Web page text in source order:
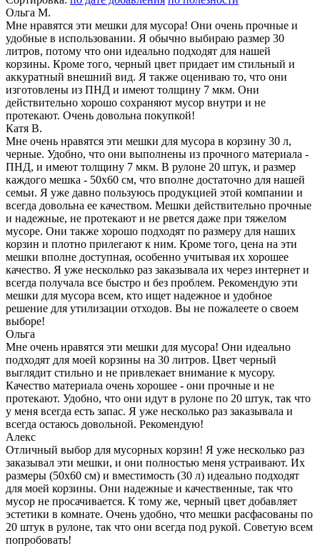
Ольга М.
Мне нравятся эти мешки для мусора! Они очень прочные и
удобные в использовании. Я обычно выбираю размер 30
литров, потому что они идеально подходят для нашей
корзины. Кроме того, черный цвет придает им стильный и
аккуратный внешний вид. Я также оцениваю то, что они
изготовлены из ПНД и имеют толщину 7 мкм. Они
действительно хорошо сохраняют мусор внутри и не
протекают. Очень довольна покупкой!
Катя В.
Мне очень нравятся эти мешки для мусора в корзину 30 л,
черные. Удобно, что они выполнены из прочного материала -
ПНД, и имеют толщину 7 мкм. В рулоне 20 штук, и размер
каждого мешка - 50х60 см, что вполне достаточно для нашей
семьи. Я уже давно пользуюсь продукцией этой компании и
всегда довольна ее качеством. Мешки действительно прочные
и надежные, не протекают и не рвется даже при тяжелом
мусоре. Они также хорошо подходят по размеру для наших
корзин и плотно прилегают к ним. Кроме того, цена на эти
мешки вполне доступная, особенно учитывая их хорошее
качество. Я уже несколько раз заказывала их через интернет и
всегда получала все быстро и без проблем. Рекомендую эти
мешки для мусора всем, кто ищет надежное и удобное
решение для утилизации отходов. Вы не пожалеете о своем
выборе!
Ольга
Мне очень нравятся эти мешки для мусора! Они идеально
подходят для моей корзины на 30 литров. Цвет черный
выглядит стильно и не привлекает внимание к мусору.
Качество материала очень хорошее - они прочные и не
протекают. Удобно, что они идут в рулоне по 20 штук, так что
у меня всегда есть запас. Я уже несколько раз заказывала и
всегда остаюсь довольной. Рекомендую!
Алекс
Отличный выбор для мусорных корзин! Я уже несколько раз
заказывал эти мешки, и они полностью меня устраивают. Их
размеры (50х60 см) и вместимость (30 л) идеально подходят
для моей корзины. Они надежные и качественные, так что
мусор не просачивается. К тому же, черный цвет добавляет
эстетики в комнате. Очень удобно, что мешки расфасованы по
20 штук в рулоне, так что они всегда под рукой. Советую всем
попробовать!